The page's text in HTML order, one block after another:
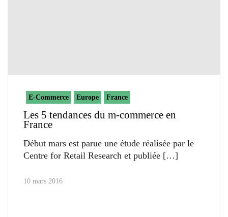
E-Commerce Europe France
Les 5 tendances du m-commerce en
France
Début mars est parue une étude réalisée par le
Centre for Retail Research et publiée
10 mars 2016